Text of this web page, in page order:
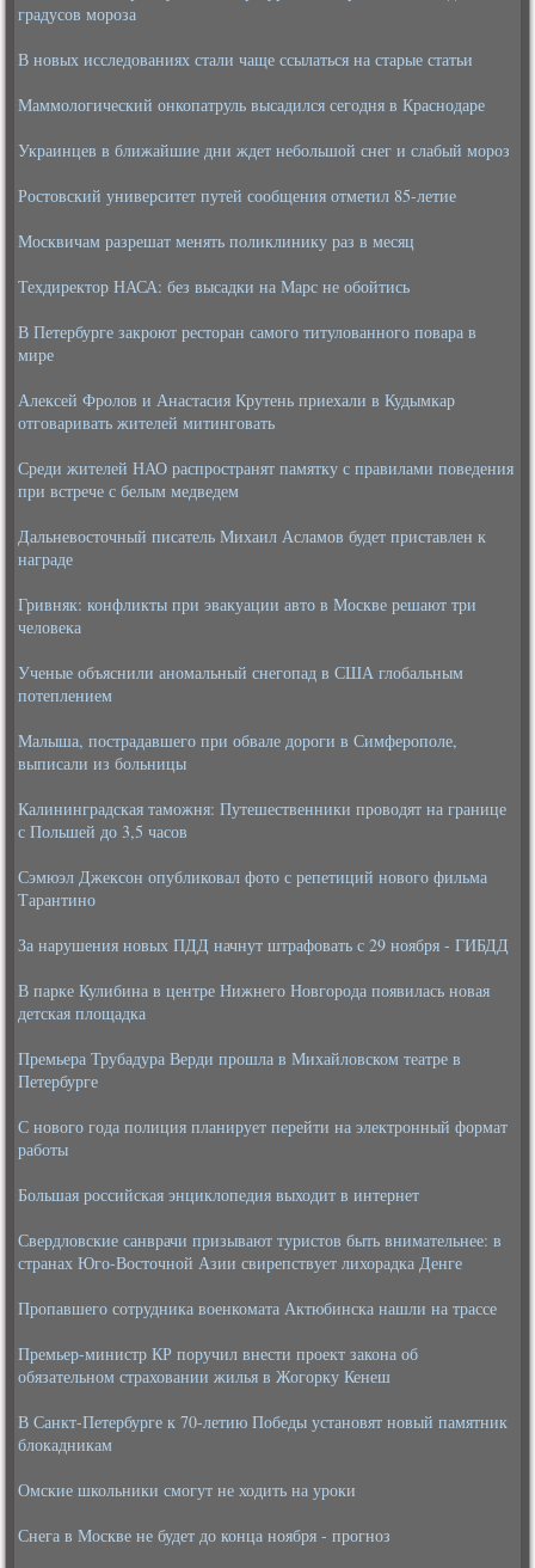
градусов мороза
В новых исследованиях стали чаще ссылаться на старые статьи
Маммологический онкопатруль высадился сегодня в Краснодаре
Украинцев в ближайшие дни ждет небольшой снег и слабый мороз
Ростовский университет путей сообщения отметил 85-летие
Москвичам разрешат менять поликлинику раз в месяц
Техдиректор НАСА: без высадки на Марс не обойтись
В Петербурге закроют ресторан самого титулованного повара в
мире
Алексей Фролов и Анастасия Крутень приехали в Кудымкар
отговаривать жителей митинговать
Среди жителей НАО распространят памятку с правилами поведения
при встрече с белым медведем
Дальневосточный писатель Михаил Асламов будет приставлен к
награде
Гривняк: конфликты при эвакуации авто в Москве решают три
человека
Ученые объяснили аномальный снегопад в США глобальным
потеплением
Малыша, пострадавшего при обвале дороги в Симферополе,
выписали из больницы
Калининградская таможня: Путешественники проводят на границе
с Польшей до 3,5 часов
Сэмюэл Джексон опубликовал фото с репетиций нового фильма
Тарантино
За нарушения новых ПДД начнут штрафовать с 29 ноября - ГИБДД
В парке Кулибина в центре Нижнего Новгорода появилась новая
детская площадка
Премьера Трубадура Верди прошла в Михайловском театре в
Петербурге
С нового года полиция планирует перейти на электронный формат
работы
Большая российская энциклопедия выходит в интернет
Свердловские санврачи призывают туристов быть внимательнее: в
странах Юго-Восточной Азии свирепствует лихорадка Денге
Пропавшего сотрудника военкомата Актюбинска нашли на трассе
Премьер-министр КР поручил внести проект закона об
обязательном страховании жилья в Жогорку Кенеш
В Санкт-Петербурге к 70-летию Победы установят новый памятник
блокадникам
Омские школьники смогут не ходить на уроки
Снега в Москве не будет до конца ноября - прогноз